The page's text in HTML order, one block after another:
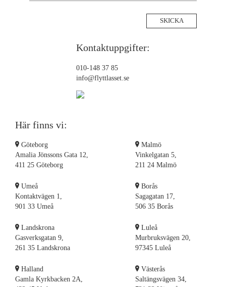
Flyttstädning Upplands-väsby
Flyttstädning Salem
Flyttstädning Landvetter
Flyttstädning Lerum
Flyttstädning Nynäshamn
Flyttstädning Örebro
Flyttstädning Laholm
Flyttstädning Partille
Flyttstädning Lycksele
Flyttstädning Örnsköldsvik
Flyttstädning Nykvarn
Flyttstädning Norrtälje
Flyttstädning Linköping
Flyttstädning Kungsbacka
Flyttstädning Halmstad
Kontaktuppgifter:
010-148 37 85
info@flyttlasset.se
Här finns vi:
Göteborg
Amalia Jönssons Gata 12,
411 25 Göteborg
Malmö
Vinkelgatan 5,
211 24 Malmö
Umeå
Kontaktvägen 1,
901 33 Umeå
Borås
Sagagatan 17,
506 35 Borås
Landskrona
Gasverksgatan 9,
261 35 Landskrona
Luleå
Murbruksvägen 20,
97345 Luleå
Halland
Gamla Kyrkbacken 2A,
Västerås
Saltängsvägen 34,